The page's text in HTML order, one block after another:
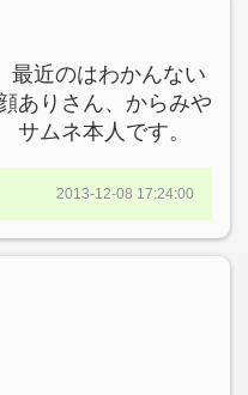
最近のはわかんない
ありさん、からみや
サムネ本人です。
2013-12-08 17:24:00